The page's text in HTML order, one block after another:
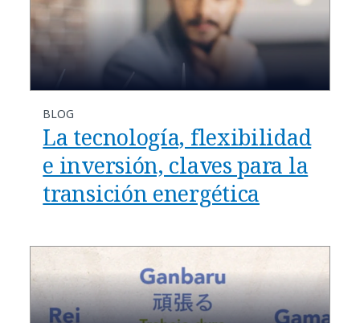
BLOG
La tecnología, flexibilidad
e inversión, claves para la
transición energética